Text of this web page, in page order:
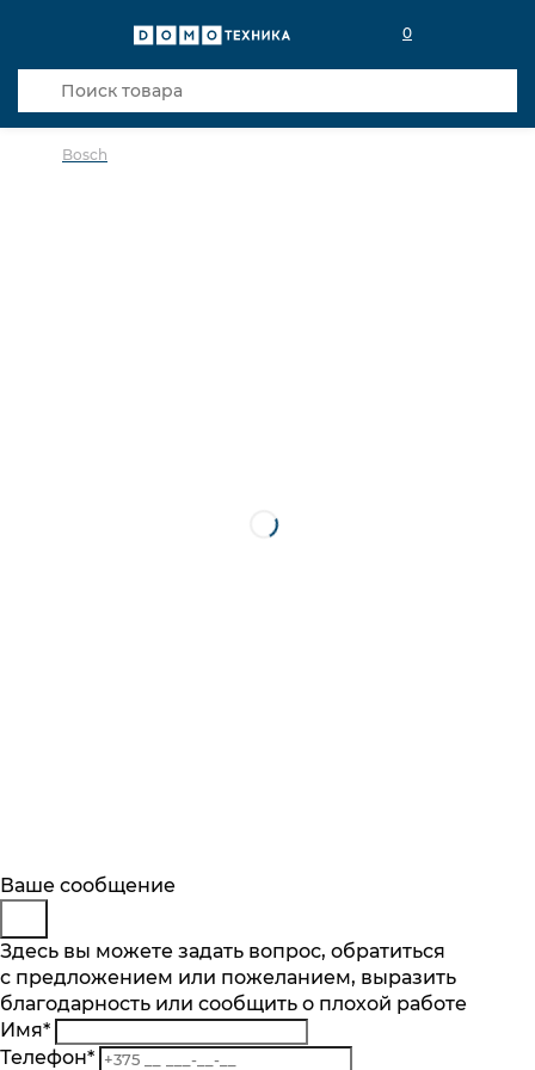
0
Bosch
Описание
Отзывы
Основные характеристики
Максимальная вместимость, компл
10
Кол-во программ, шт
Будьте в курсе
Подпишитесь на последние обновления
и узнавайте о новинках и специальных
предложениях первыми
Подписаться
Заказ обратного звонка
Представьтесь
Телефон*
Комментарий
Ваше сообщение
Здесь вы можете задать вопрос, обратиться
с предложением или пожеланием, выразить
благодарность или сообщить о плохой работе
Имя*
Телефон*